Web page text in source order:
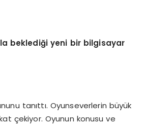
beklediği yeni bir bilgisayar
tanıttı. Oyunseverlerin büyük
çekiyor. Oyunun konusu ve